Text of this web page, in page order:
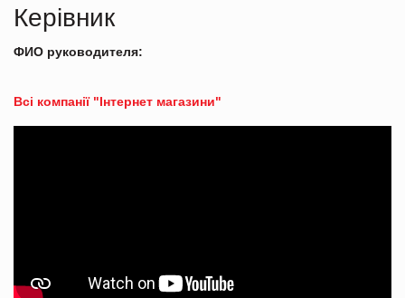
Керівник
ФИО руководителя:
Всі компанії "Інтернет магазини"